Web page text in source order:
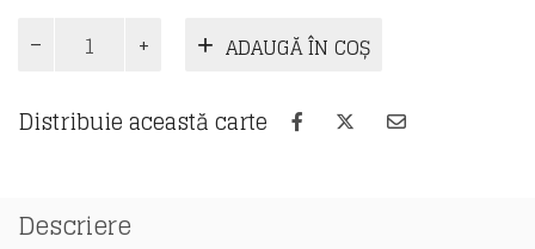
Cantitate
Limba
Dicționar
de
ADAUGĂ ÎN COȘ
Distribuie această carte
Descriere